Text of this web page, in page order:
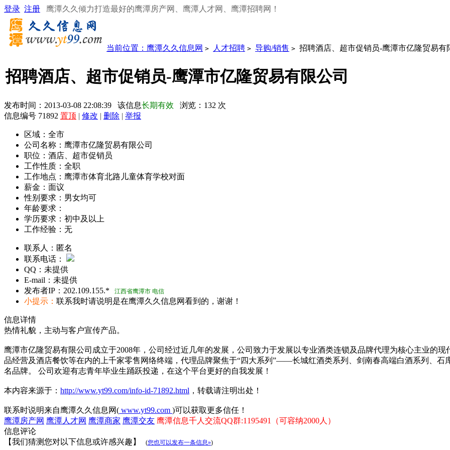
登录 注册 鹰潭久久倾力打造最好的鹰潭房产网、鹰潭人才网、鹰潭招聘网！
当前位置： 鹰潭久久信息网 > 人才招聘 > 导购/销售 > 招聘酒店、超市促销员-鹰潭市亿隆贸易有
招聘酒店、超市促销员-鹰潭市亿隆贸易有限公司
发布时间：2013-03-08 22:08:39 该信息长期有效 浏览： 132 次
信息编号 71892 置顶 | 修改 | 删除 | 举报
区域： 全市
公司名称： 鹰潭市亿隆贸易有限公司
职位： 酒店、超市促销员
工作性质： 全职
工作地点： 鹰潭市体育北路儿童体育学校对面
薪金： 面议
性别要求： 男女均可
年龄要求：
学历要求： 初中及以上
工作经验： 无
联系人： 匿名
联系电话：
QQ： 未提供
E-mail： 未提供
发布者IP： 202.109.155.* 江西省鹰潭市 电信
小提示： 联系我时请说明是在鹰潭久久信息网看到的，谢谢！
信息详情
热情礼貌，主动与客户宣传产品。
鹰潭市亿隆贸易有限公司成立于2008年，公司经过近几年的发展，公司致力于发展以专业酒类连锁及品牌代理为核心主业的
品经营及酒店餐饮等在内的上千家零售网络终端，代理品牌聚焦于“四大系列”——长城红酒类系列、剑南春高端白酒系列、
名品牌。 公司欢迎有志青年毕业生踊跃投递，在这个平台更好的自我发展！
本内容来源于： http://www.yt99.com/info-id-71892.html ，转载请注明出处！
联系时说明来自鹰潭久久信息网( www.yt99.com )可以获取更多信任！
鹰潭房产网 鹰潭人才网 鹰潭商家 鹰潭交友 鹰潭信息千人交流QQ群:1195491（可容纳2000人）
信息评论
【我们猜测您对以下信息或许感兴趣】
(您也可以发布一条信息»)